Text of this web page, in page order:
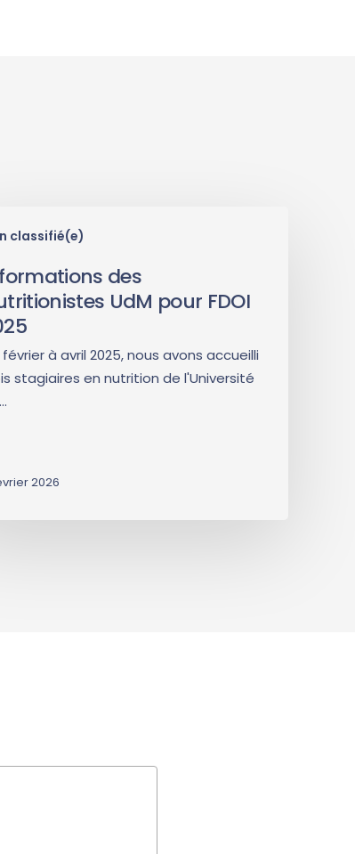
classifié(e)
des
UdM pour FDOI
février à avril 2025, nous avons accueilli
stagiaires en nutrition de l'Université
2026